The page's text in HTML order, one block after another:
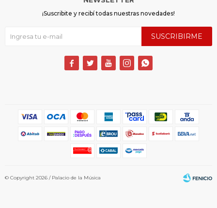
¡Suscribite y recibí todas nuestras novedades!
SUSCRIBIRME
    
© Copyright 2026 / Palacio de la Música